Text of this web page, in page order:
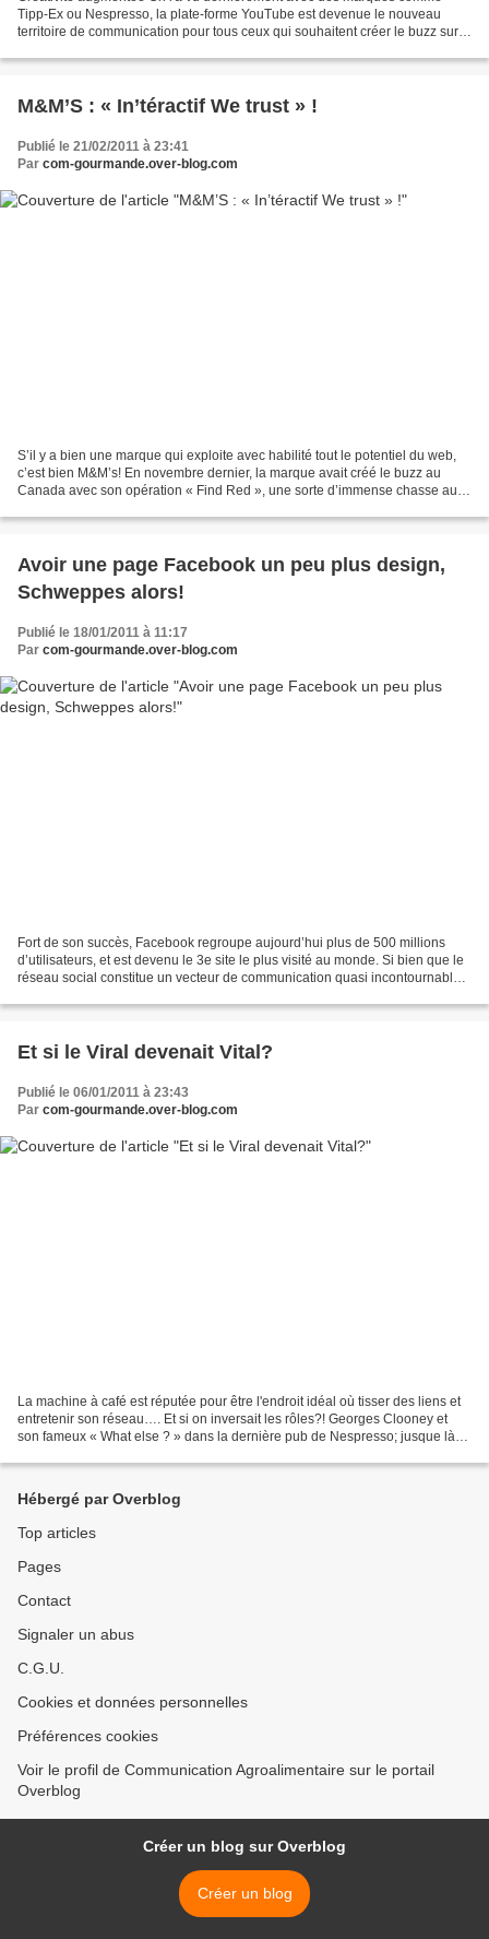
Tipp-Ex ou Nespresso, la plate-forme YouTube est devenue le nouveau
territoire de communication pour tous ceux qui souhaitent créer le buzz sur
M&M’S : « In’téractif We trust » !
Publié le 21/02/2011 à 23:41
Par com-gourmande.over-blog.com
S’il y a bien une marque qui exploite avec habilité tout le potentiel du web,
c’est bien M&M’s! En novembre dernier, la marque avait créé le buzz au
Canada avec son opération « Find Red », une sorte d’immense chasse au
Avoir une page Facebook un peu plus design,
Schweppes alors!
Publié le 18/01/2011 à 11:17
Par com-gourmande.over-blog.com
Fort de son succès, Facebook regroupe aujourd’hui plus de 500 millions
d’utilisateurs, et est devenu le 3e site le plus visité au monde. Si bien que le
réseau social constitue un vecteur de communication quasi incontournable
Et si le Viral devenait Vital?
Publié le 06/01/2011 à 23:43
Par com-gourmande.over-blog.com
La machine à café est réputée pour être l'endroit idéal où tisser des liens et
entretenir son réseau…. Et si on inversait les rôles?! Georges Clooney et
son fameux « What else ? » dans la dernière pub de Nespresso; jusque là
Hébergé par Overblog
Top articles
Pages
Contact
Signaler un abus
C.G.U.
Cookies et données personnelles
Préférences cookies
Voir le profil de Communication Agroalimentaire sur le portail
Overblog
Créer un blog sur Overblog
Créer un blog